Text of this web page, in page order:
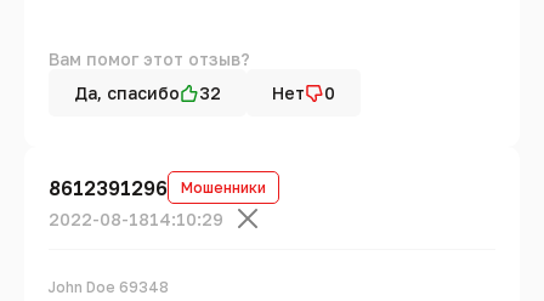
Вам помог этот отзыв?
Да, спасибо
32 Нет 0
8612391296 Мошенники
2022-08-1814:10:29
John Doe 69348